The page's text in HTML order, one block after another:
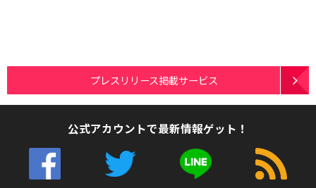
プレスリリース掲載サービス
公式アカウントで最新情報ゲット！